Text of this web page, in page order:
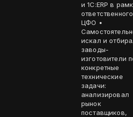
и 1С:ERP в
ответственного
ЦФО •
искал и
заводы-
изготовители
конкретные
технические
задачи:
анализировал
рынок
поставщиков,